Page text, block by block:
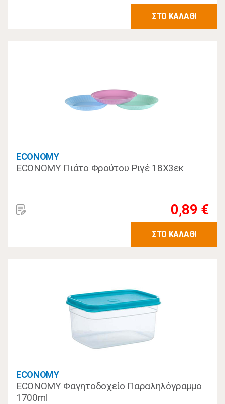
ΣΤΟ ΚΑΛΑΘΙ
ECONOMY
ECONOMY Πιάτο Φρούτου Ριγέ 18Χ3εκ
0,89 €
ΣΤΟ ΚΑΛΑΘΙ
ECONOMY
ECONOMY Φαγητοδοχείο Παραληλόγραμμο
1700ml